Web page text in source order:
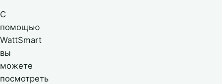
С
помощью
WattSmart
вы
можете
посмотреть